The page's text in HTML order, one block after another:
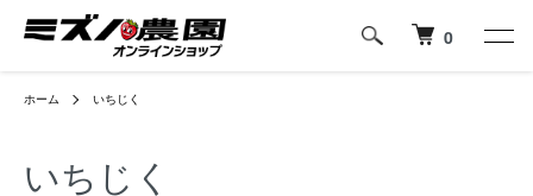
0
ホーム いちじく
いちじく